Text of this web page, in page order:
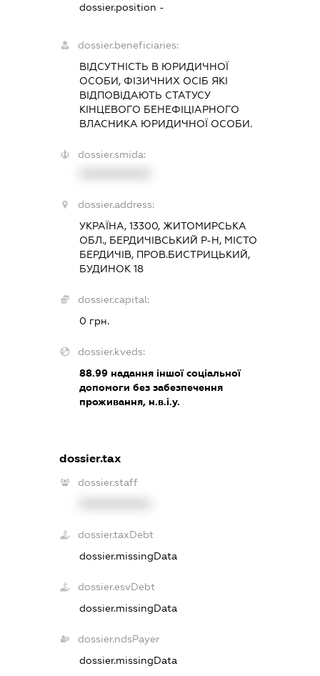
dossier.position -
dossier.beneficiaries:
ВІДСУТНІСТЬ В ЮРИДИЧНОЇ
ОСОБИ, ФІЗИЧНИХ ОСІБ ЯКІ
ВІДПОВІДАЮТЬ СТАТУСУ
КІНЦЕВОГО БЕНЕФІЦІАРНОГО
ВЛАСНИКА ЮРИДИЧНОЇ ОСОБИ.
dossier.smida:
dossier.address:
УКРАЇНА, 13300, ЖИТОМИРСЬКА
ОБЛ., БЕРДИЧІВСЬКИЙ Р-Н, МІСТО
БЕРДИЧІВ, ПРОВ.БИСТРИЦЬКИЙ,
БУДИНОК 18
dossier.capital:
0 грн.
dossier.kveds:
88.99надання іншої соціальної
допомоги без забезпечення
проживання, н.в.і.у.
dossier.tax
dossier.staff
dossier.taxDebt
dossier.missingData
dossier.esvDebt
dossier.missingData
dossier.ndsPayer
dossier.missingData